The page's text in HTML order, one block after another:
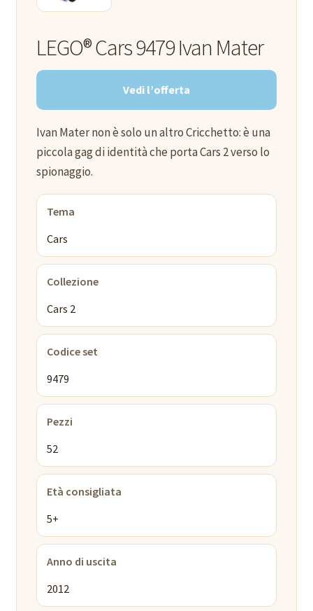
LEGO® Cars 9479 Ivan Mater
Vedi l’offerta
Ivan Mater non è solo un altro Cricchetto: è una
piccola gag di identità che porta Cars 2 verso lo
spionaggio.
Tema
Cars
Collezione
Cars 2
Codice set
9479
Pezzi
52
Età consigliata
5+
Anno di uscita
2012